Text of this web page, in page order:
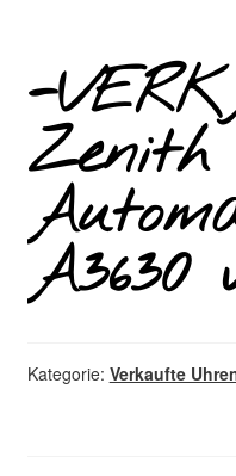
-
Zenith
A3630
Kategorie: Verkaufte